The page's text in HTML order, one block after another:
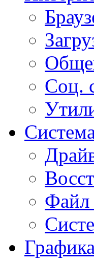
Соц.
Файл
Графика